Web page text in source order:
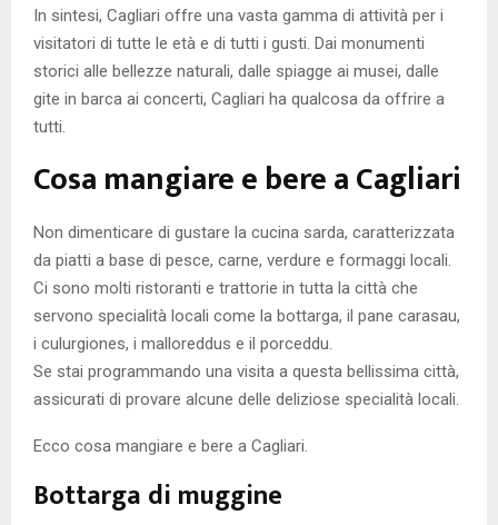
In sintesi, Cagliari offre una vasta gamma di attività per i
visitatori di tutte le età e di tutti i gusti. Dai monumenti
storici alle bellezze naturali, dalle spiagge ai musei, dalle
gite in barca ai concerti, Cagliari ha qualcosa da offrire a
tutti.
Cosa mangiare e bere a Cagliari
Non dimenticare di gustare la cucina sarda, caratterizzata
da piatti a base di pesce, carne, verdure e formaggi locali.
Ci sono molti ristoranti e trattorie in tutta la città che
servono specialità locali come la bottarga, il pane carasau,
i culurgiones, i malloreddus e il porceddu.
Se stai programmando una visita a questa bellissima città,
assicurati di provare alcune delle deliziose specialità locali.
Ecco cosa mangiare e bere a Cagliari.
Bottarga di muggine